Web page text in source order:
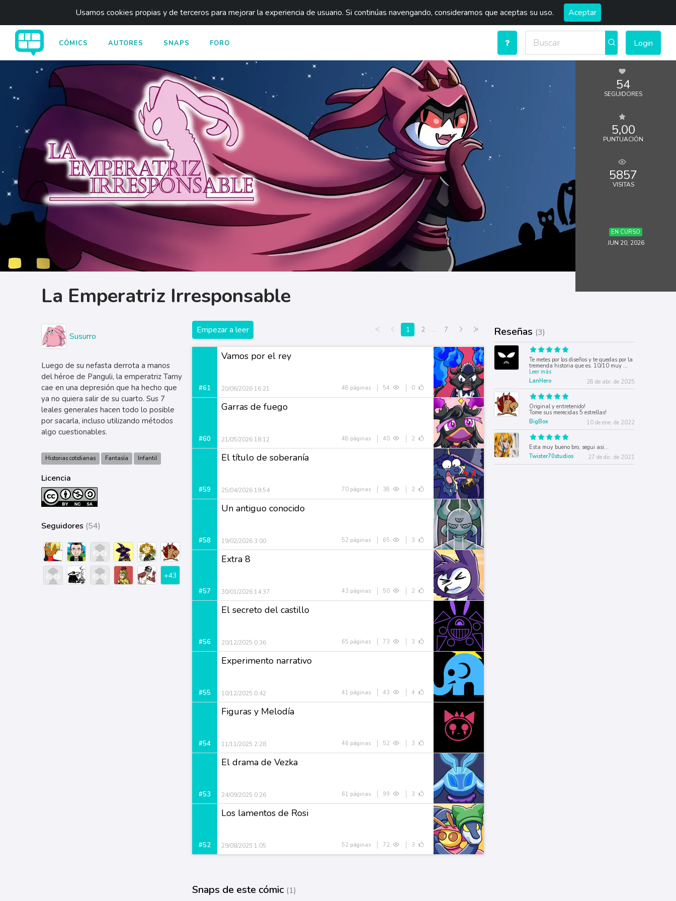
Usamos cookies propias y de terceros para mejorar la experiencia de usuario. Si continúas navengando, consideramos que aceptas su uso. Aceptar
CÓMICS AUTORES SNAPS FORO Login
54
SEGUIDORES
5,00
PUNTUACIÓN
5857
VISITAS
EN CURSO
JUN 20, 2026
La Emperatriz Irresponsable
Susurro
Luego de su nefasta derrota a manos
del héroe de Panguli, la emperatriz Tamy
cae en una depresión que ha hecho que
ya no quiera salir de su cuarto. Sus 7
leales generales hacen todo lo posible
por sacarla, incluso utilizando métodos
algo cuestionables.
Historias cotidianas Fantasía Infantil
Licencia
Seguidores (54)
+43
Empezar a leer Primera página
Anterior
1 2 ... 7 SiguienteÚltima página
#61
Vamos por el rey
20/06/2026 16:21 48 páginas 54 0
#60
Garras de fuego
21/05/2026 18:12 48 páginas 40 2
#59
El título de soberanía
25/04/2026 19:54 70 páginas 38 2
#58
Un antiguo conocido
19/02/2026 3:00 52 páginas 65 3
#57
Extra 8
30/01/2026 14:37 43 páginas 50 2
#56
El secreto del castillo
20/12/2025 0:36 65 páginas 73 3
#55
Experimento narrativo
10/12/2025 0:42 41 páginas 43 4
#54
Figuras y Melodía
11/11/2025 2:28 46 páginas 52 3
#53
El drama de Vezka
24/09/2025 0:26 61 páginas 99 3
#52
Los lamentos de Rosi
29/08/2025 1:05 52 páginas 72 3
Snaps de este cómic (1)
Reseñas (3)
Te metes por los diseños y te quedas por la
tremenda historia que es. 10/10 muy ...
Leer más
LanHero
28 de abr. de 2025
Original y entretenido!
Tome sus merecidas 5 estrellas!
BigBox
10 de ene. de 2022
Esta muy bueno bro, segui asi...
Twister70studios
27 de dic. de 2021